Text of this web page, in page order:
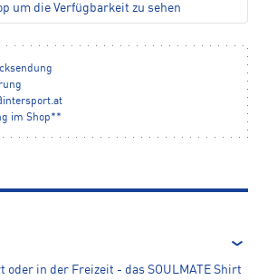
um die Verfügbarkeit zu sehen
intersport.at
im Shop**
oder in der Freizeit - das SOULMATE Shirt